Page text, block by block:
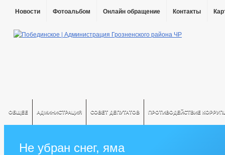
Новости Фотоальбом Онлайн обращение Контакты
ОБЩЕЕ АДМИНИСТРАЦИЯ СОВЕТ ДЕПУТАТОВ ПРОТИВОДЕЙСТВИЕ
Не убран снег, яма